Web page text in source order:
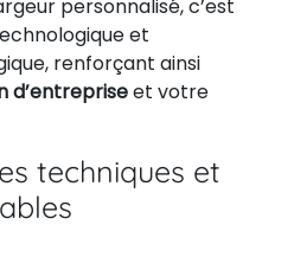
personnalisé, c’est
et
renforçant ainsi
d’entrepriseet votre
techniques et